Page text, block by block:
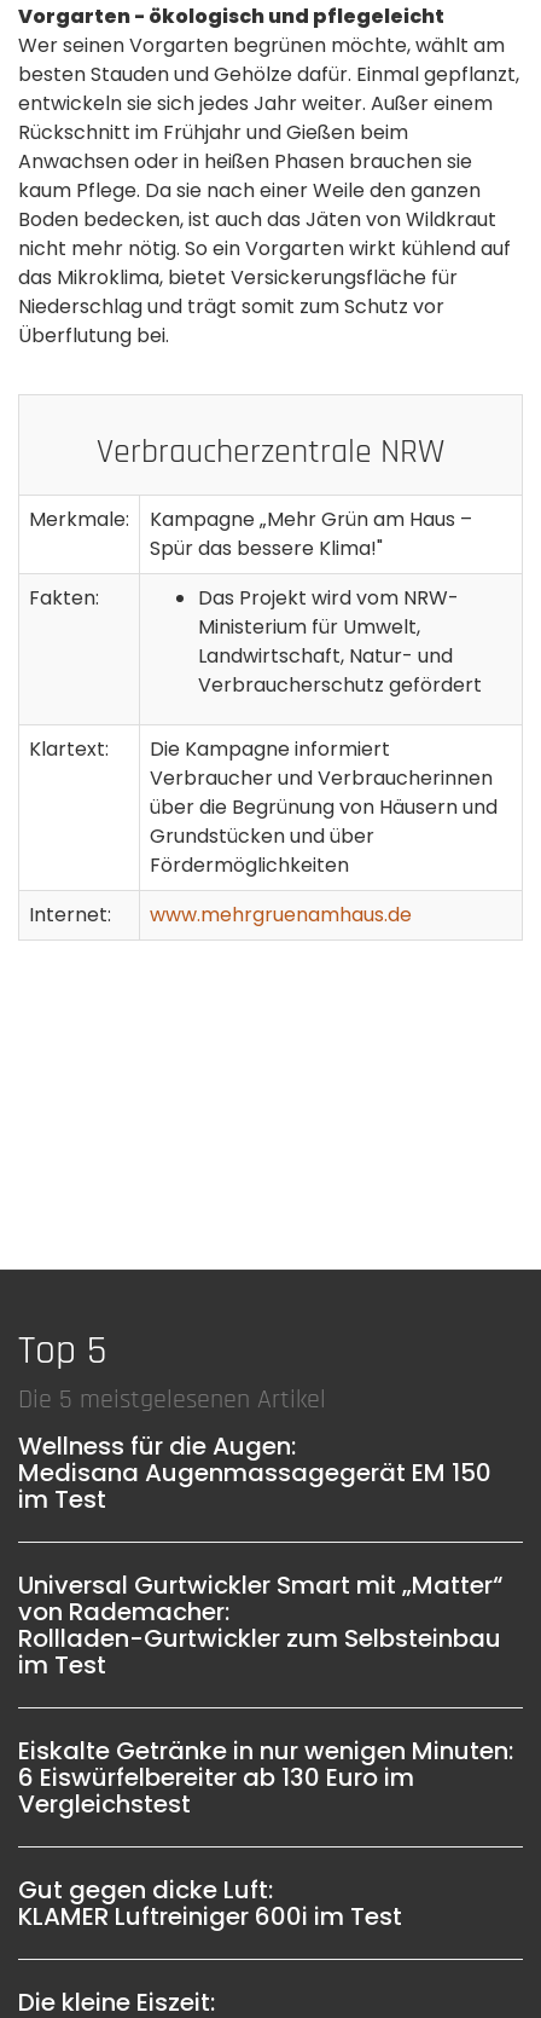
Vorgarten - ökologisch und pflegeleicht
Wer seinen Vorgarten begrünen möchte, wählt am
besten Stauden und Gehölze dafür. Einmal gepflanzt,
entwickeln sie sich jedes Jahr weiter. Außer einem
Rückschnitt im Frühjahr und Gießen beim
Anwachsen oder in heißen Phasen brauchen sie
kaum Pflege. Da sie nach einer Weile den ganzen
Boden bedecken, ist auch das Jäten von Wildkraut
nicht mehr nötig. So ein Vorgarten wirkt kühlend auf
das Mikroklima, bietet Versickerungsfläche für
Niederschlag und trägt somit zum Schutz vor
Überflutung bei.
Verbraucherzentrale NRW
Merkmale:
Kampagne „Mehr Grün am Haus –
Spür das bessere Klima!"
Fakten:
Das Projekt wird vom NRW-
Ministerium für Umwelt,
Landwirtschaft, Natur- und
Verbraucherschutz gefördert
Klartext:
Die Kampagne informiert
Verbraucher und Verbraucherinnen
über die Begrünung von Häusern und
Grundstücken und über
Fördermöglichkeiten
Internet:
www.mehrgruenamhaus.de
Top 5
Die 5 meistgelesenen Artikel
Wellness für die Augen:
Medisana Augenmassagegerät EM 150
im Test
Universal Gurtwickler Smart mit „Matter“
von Rademacher:
Rollladen-Gurtwickler zum Selbsteinbau
im Test
Eiskalte Getränke in nur wenigen Minuten:
6 Eiswürfelbereiter ab 130 Euro im
Vergleichstest
Gut gegen dicke Luft:
KLAMER Luftreiniger 600i im Test
Die kleine Eiszeit: